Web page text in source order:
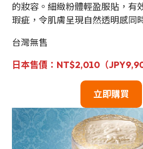
的妝容。細緻粉體輕盈服貼，有
瑕疵，令肌膚呈現自然透明感同
台灣無售
日本售價 ： NT$2,010（
立即購買